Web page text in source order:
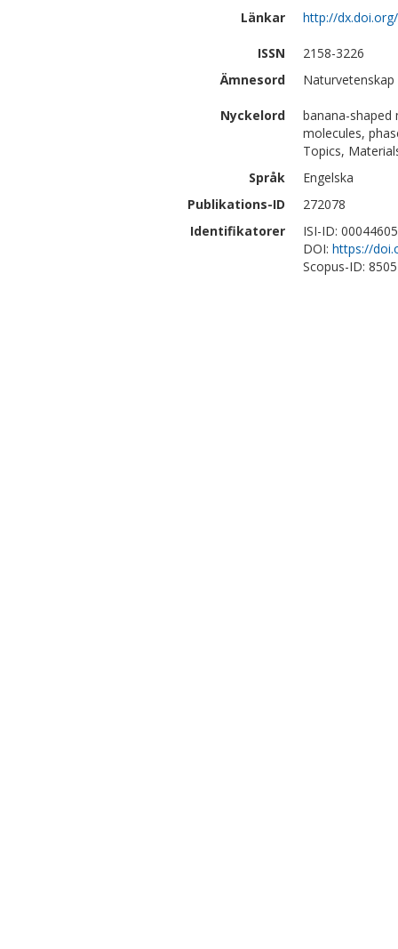
Länkar
http://
ISSN
2158-3226
Ämnesord
Nyckelord
banana-shaped
molecules,
Topics,
Språk
Engelska
Publikations-ID
272078
Identifikatorer
ISI-ID:
DOI: https://
Scopus-ID: